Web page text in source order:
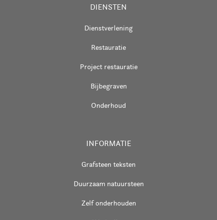
DIENSTEN
Dienstverlening
Restauratie
Project restauratie
Bijbegraven
Onderhoud
INFORMATIE
Grafsteen teksten
Duurzaam natuursteen
Zelf onderhouden